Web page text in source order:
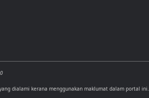
dialami kerana menggunakan maklumat dalam portal ini.